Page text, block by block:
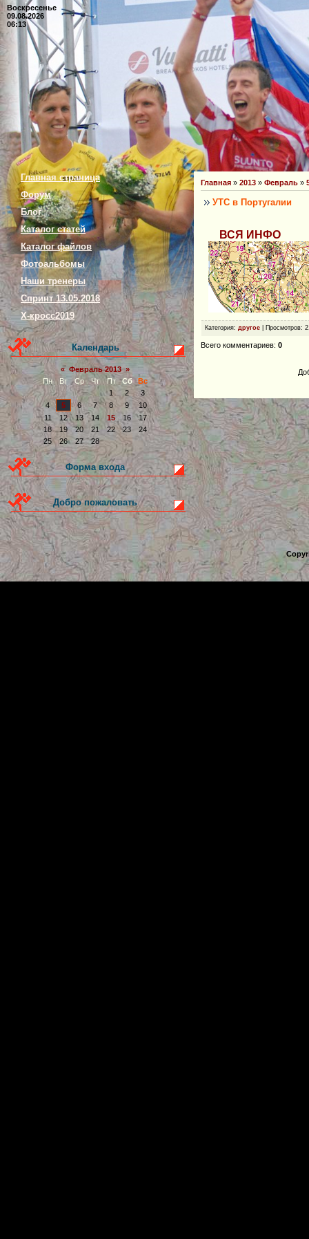
Воскресенье
09.08.2026
06:13
Главная страница
Форум
Блог
Каталог статей
Каталог файлов
Фотоальбомы
Наши тренеры
Спринт 13.05.2018
Х-кросс2019
Календарь
« Февраль 2013 »
Пн
Вт Ср Чт Пт Сб
Вс
1
2
3
4
5 6 7 8 9
10
11
12 13 14 15 16
17
18
19 20 21 22 23
24
25
26 27 28
Форма входа
Добро пожаловать
Главная » 2013 » Февраль »
УТС в Португалии
ВСЯ ИНФО
Категория: другое Просмотров:
Всего комментариев: 0